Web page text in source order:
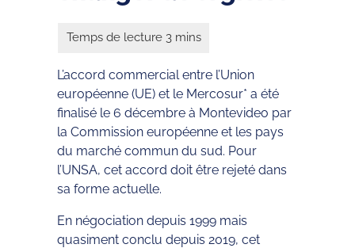
L’accord commercial entre l’Union
européenne (UE) et le Mercosur* a été
finalisé le 6 décembre à Montevideo par
la Commission européenne et les pays
du marché commun du sud. Pour
l’UNSA, cet accord doit être rejeté dans
sa forme actuelle.
En négociation depuis 1999 mais
quasiment conclu depuis 2019, cet